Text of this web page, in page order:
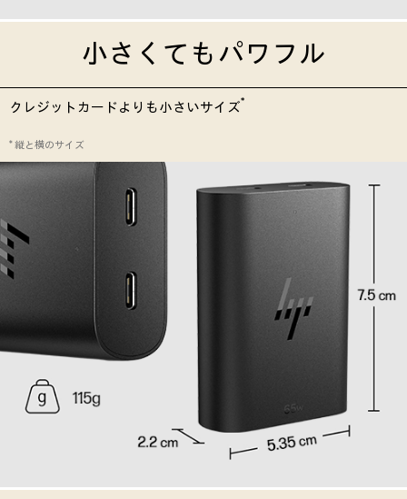
小さくてもパワフル
クレジットカードよりも小さいサイズ*
* 縦と横のサイズ